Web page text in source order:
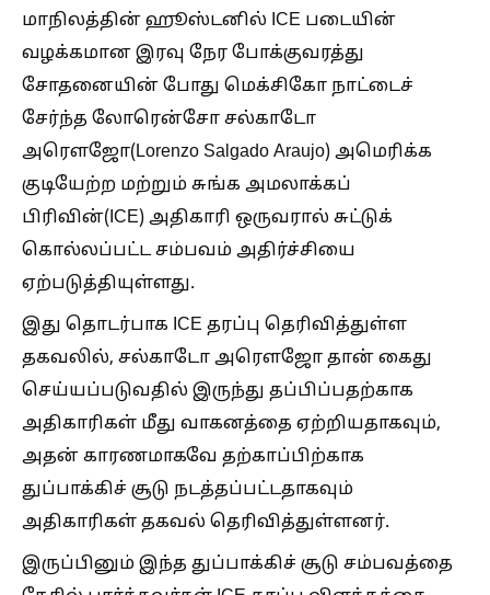
மாநிலத்தின் ஹூஸ்டனில் ICE படையின்
வழக்கமான இரவு நேர போக்குவரத்து
சோதனையின் போது மெக்சிகோ நாட்டைச்
சேர்ந்த லோரென்சோ சல்காடோ
அரெளஜோ(Lorenzo Salgado Araujo) அமெரிக்க
குடியேற்ற மற்றும் சுங்க அமலாக்கப்
பிரிவின்(ICE) அதிகாரி ஒருவரால் சுட்டுக்
கொல்லப்பட்ட சம்பவம் அதிர்ச்சியை
ஏற்படுத்தியுள்ளது.
இது தொடர்பாக ICE தரப்பு தெரிவித்துள்ள
தகவலில், சல்காடோ அரெளஜோ தான் கைது
செய்யப்படுவதில் இருந்து தப்பிப்பதற்காக
அதிகாரிகள் மீது வாகனத்தை ஏற்றியதாகவும்,
அதன் காரணமாகவே தற்காப்பிற்காக
துப்பாக்கிச் சூடு நடத்தப்பட்டதாகவும்
அதிகாரிகள் தகவல் தெரிவித்துள்ளனர்.
இருப்பினும் இந்த துப்பாக்கிச் சூடு சம்பவத்தை